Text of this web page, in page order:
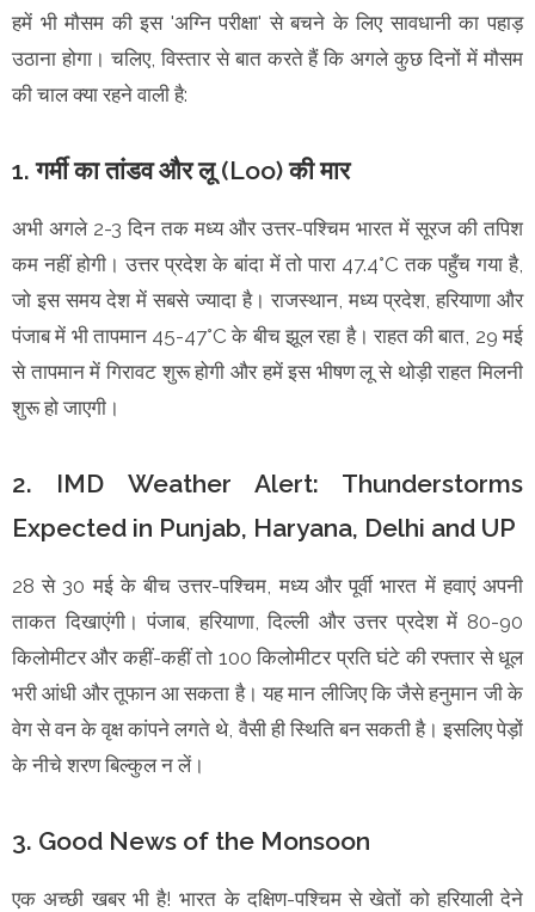
हमें भी मौसम की इस 'अग्नि परीक्षा' से बचने के लिए सावधानी का पहाड़
उठाना होगा। चलिए, विस्तार से बात करते हैं कि अगले कुछ दिनों में मौसम
की चाल क्या रहने वाली है:
1. गर्मी का तांडव और लू (Loo) की मार
अभी अगले 2-3 दिन तक मध्य और उत्तर-पश्चिम भारत में सूरज की तपिश
कम नहीं होगी। उत्तर प्रदेश के बांदा में तो पारा 47.4°C तक पहुँच गया है,
जो इस समय देश में सबसे ज्यादा है। राजस्थान, मध्य प्रदेश, हरियाणा और
पंजाब में भी तापमान 45-47°C के बीच झूल रहा है। राहत की बात, 29 मई
से तापमान में गिरावट शुरू होगी और हमें इस भीषण लू से थोड़ी राहत मिलनी
शुरू हो जाएगी।
2. IMD Weather Alert: Thunderstorms
Expected in Punjab, Haryana, Delhi and UP
28 से 30 मई के बीच उत्तर-पश्चिम, मध्य और पूर्वी भारत में हवाएं अपनी
ताकत दिखाएंगी। पंजाब, हरियाणा, दिल्ली और उत्तर प्रदेश में 80-90
किलोमीटर और कहीं-कहीं तो 100 किलोमीटर प्रति घंटे की रफ्तार से धूल
भरी आंधी और तूफान आ सकता है। यह मान लीजिए कि जैसे हनुमान जी के
वेग से वन के वृक्ष कांपने लगते थे, वैसी ही स्थिति बन सकती है। इसलिए पेड़ों
के नीचे शरण बिल्कुल न लें।
3. Good News of the Monsoon
एक अच्छी खबर भी है! भारत के दक्षिण-पश्चिम से खेतों को हरियाली देने